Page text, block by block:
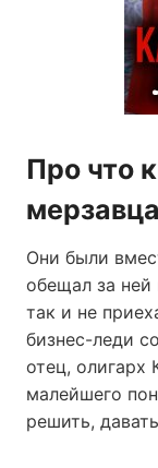
Про что
Они были
обещал за ней
так и не
бизнес-леди
отец, олигарх
малейшего
решить,